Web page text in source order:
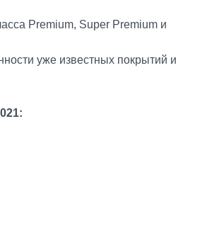
Premium, Super Premium и
уже известных покрытий и